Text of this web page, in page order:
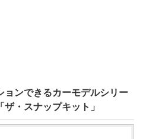
ョンできるカーモデルシリー
・スナップキット」